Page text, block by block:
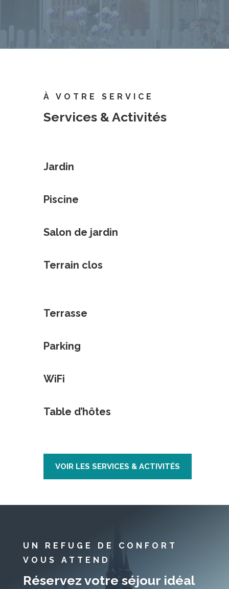
À VOTRE SERVICE
Services & Activités
Jardin
Piscine
Salon de jardin
Terrain clos
Terrasse
Parking
WiFi
Table d’hôtes
VOIR LES SERVICES & ACTIVITÉS
UN REFUGE DE CONFORT
VOUS ATTEND
Réservez votre séjour idéal